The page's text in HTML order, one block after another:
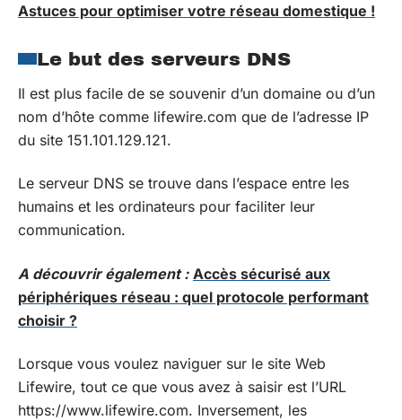
Astuces pour optimiser votre réseau domestique !
Le but des serveurs DNS
Il est plus facile de se souvenir d’un domaine ou d’un
nom d’hôte comme lifewire.com que de l’adresse IP
du site 151.101.129.121.
Le serveur DNS se trouve dans l’espace entre les
humains et les ordinateurs pour faciliter leur
communication.
A découvrir également : Accès sécurisé aux
périphériques réseau : quel protocole performant
choisir ?
Lorsque vous voulez naviguer sur le site Web
Lifewire, tout ce que vous avez à saisir est l’URL
https://www.lifewire.com. Inversement, les